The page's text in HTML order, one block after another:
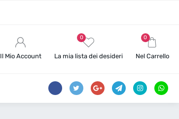
0
Nel Carrello
0
La mia lista dei desideri
Il Mio Account